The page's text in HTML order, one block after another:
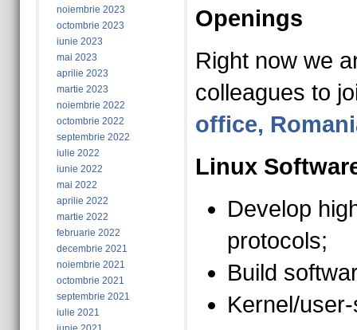
noiembrie 2023
octombrie 2023
iunie 2023
mai 2023
aprilie 2023
martie 2023
noiembrie 2022
octombrie 2022
septembrie 2022
iulie 2022
iunie 2022
mai 2022
aprilie 2022
martie 2022
februarie 2022
decembrie 2021
noiembrie 2021
octombrie 2021
septembrie 2021
iulie 2021
Openings
Right now we
colleagues to
office,
Linux
Develop
protocols;
Build
Kernel/